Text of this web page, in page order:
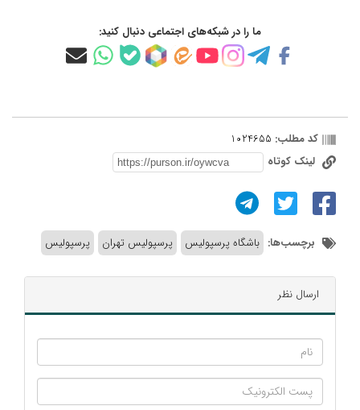
ما را در شبکه‌های اجتماعی دنبال کنید:
کد مطلب: 1024655
لینک کوتاه
برچسب‌ها: باشگاه پرسپولیس پرسپولیس تهران پرسپولیس
ارسال نظر